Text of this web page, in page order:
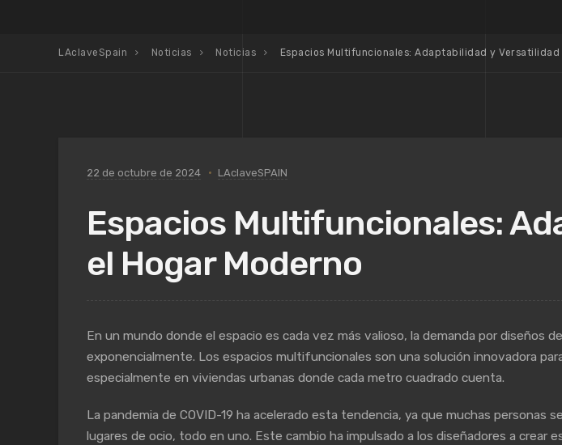
LAclaveSpain Noticias Noticias Espacios Multifuncionales: Adaptabilidad y Versatilidad
22 de octubre de 2024 LAclaveSPAIN
Espacios Multifuncionales:
el Hogar Moderno
En un mundo donde el espacio es cada vez más valioso, la demanda por diseños
exponencialmente. Los espacios multifuncionales son una solución innovadora
especialmente en viviendas urbanas donde cada metro cuadrado cuenta.
La pandemia de COVID-19 ha acelerado esta tendencia, ya que muchas
lugares de ocio, todo en uno. Este cambio ha impulsado a los diseñadores a